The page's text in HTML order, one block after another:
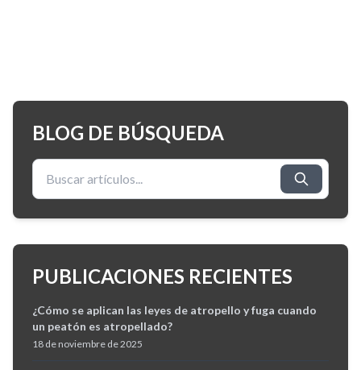
BLOG DE BÚSQUEDA
Buscar:
PUBLICACIONES RECIENTES
¿Cómo se aplican las leyes de atropello y fuga cuando
un peatón es atropellado?
18 de noviembre de 2025